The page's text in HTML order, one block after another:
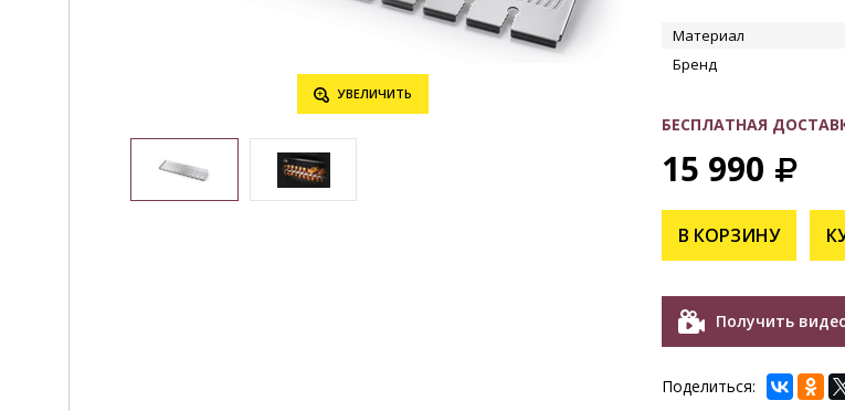
УВЕЛИЧИТЬ
Материал
Бренд
БЕСПЛАТНАЯ
15 990
В КОРЗИНУ
Получить
Поделиться: